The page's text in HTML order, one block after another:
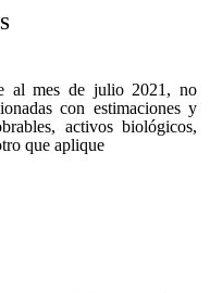
al mes de julio 2021, no
con estimaciones y
activos biológicos,
que aplique